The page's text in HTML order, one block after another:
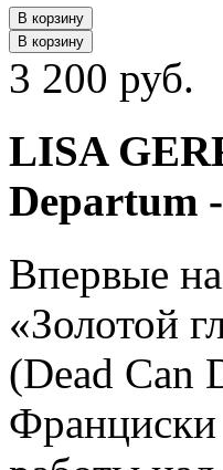
В корзину
В корзину
3 200 руб.
LISA
Departum
Впервые
«Золотой
(Dead Can
Франциски